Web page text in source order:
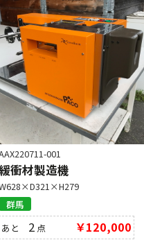
001
衝材製造機
群馬
あと 2 点 ￥120,000